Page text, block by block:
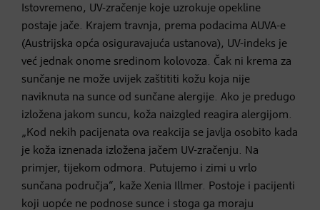
Istovremeno, UV-zračenje koje uzrokuje opekline
postaje jače. Krajem travnja, prema podacima AUVA-e
(Austrijska opća osiguravajuća ustanova), UV-indeks je
već jednak onome sredinom kolovoza. Čak ni krema za
sunčanje ne može uvijek zaštititi kožu koja nije
naviknuta na sunce od sunčane alergije. Ako je predugo
izložena jakom suncu, koža naizgled reagira alergijom.
„Kod nekih pacijenata ova reakcija se javlja osobito kada
je koža iznenada izložena jačem UV-zračenju. Na
primjer, tijekom odmora. Putujemo i zimi u vrlo
sunčana područja“, kaže Xenia Illmer. Postoje i pacijenti
koji uopće ne podnose sunce i stoga ga moraju